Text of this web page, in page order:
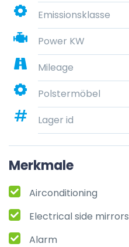
Emissionsklasse
Power KW
Mileage
Polstermöbel
Lager id
Merkmale
Airconditioning
Electrical side mirrors
Alarm